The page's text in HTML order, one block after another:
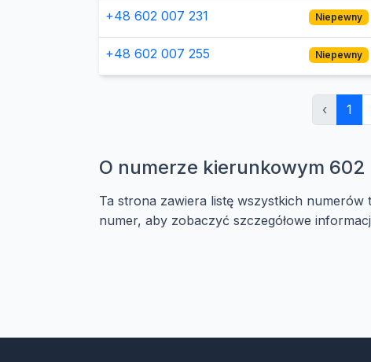
+48 602 007 231 Niepewny
+48 602 007 255 Niepewny
‹ 1
O numerze kierunkowym 602
Ta strona zawiera listę wszystkich
numer, aby zobaczyć szczegółowe